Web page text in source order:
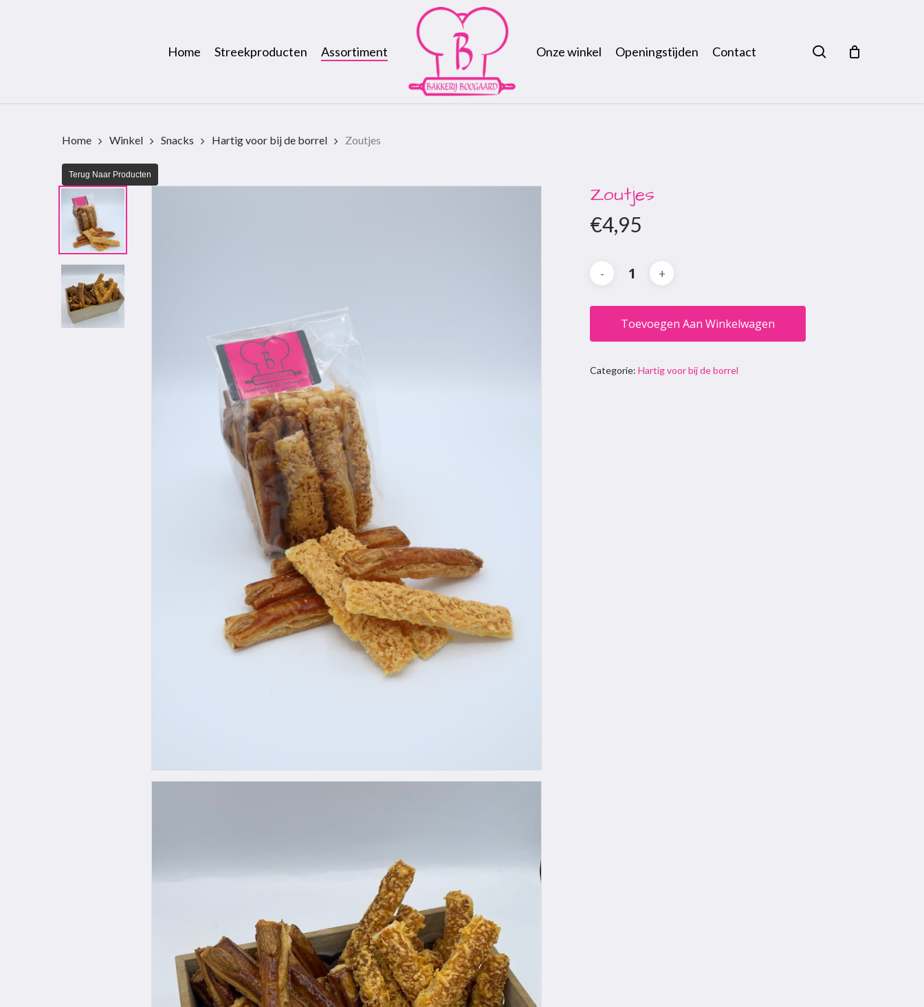
Hit enter to search or ESC to close
Home Streekproducten Assortiment Onze winkel Openingstijden Contact search
Home Winkel Snacks Hartig voor bij de borrel Zoutjes
Terug Naar Producten
Zoutjes
€4,95
Toevoegen Aan Winkelwagen
Categorie:Hartig voor bij de borrel